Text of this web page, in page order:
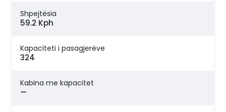
Shpejtësia
59.2 Kph
Kapaciteti i pasagjerëve
324
Kabina me kapacitet
—